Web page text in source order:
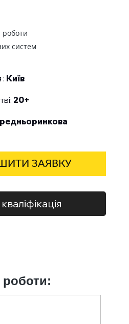
роботи
систем
: Київ
20+
ЗАЯВКУ
роботи: